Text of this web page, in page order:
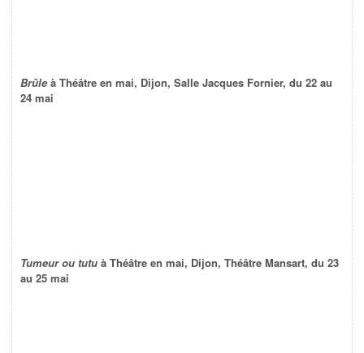
Brûle à Théâtre en mai, Dijon, Salle Jacques Fornier, du 22 au
24 mai
Tumeur ou tutu à Théâtre en mai, Dijon, Théâtre Mansart, du 23
au 25 mai